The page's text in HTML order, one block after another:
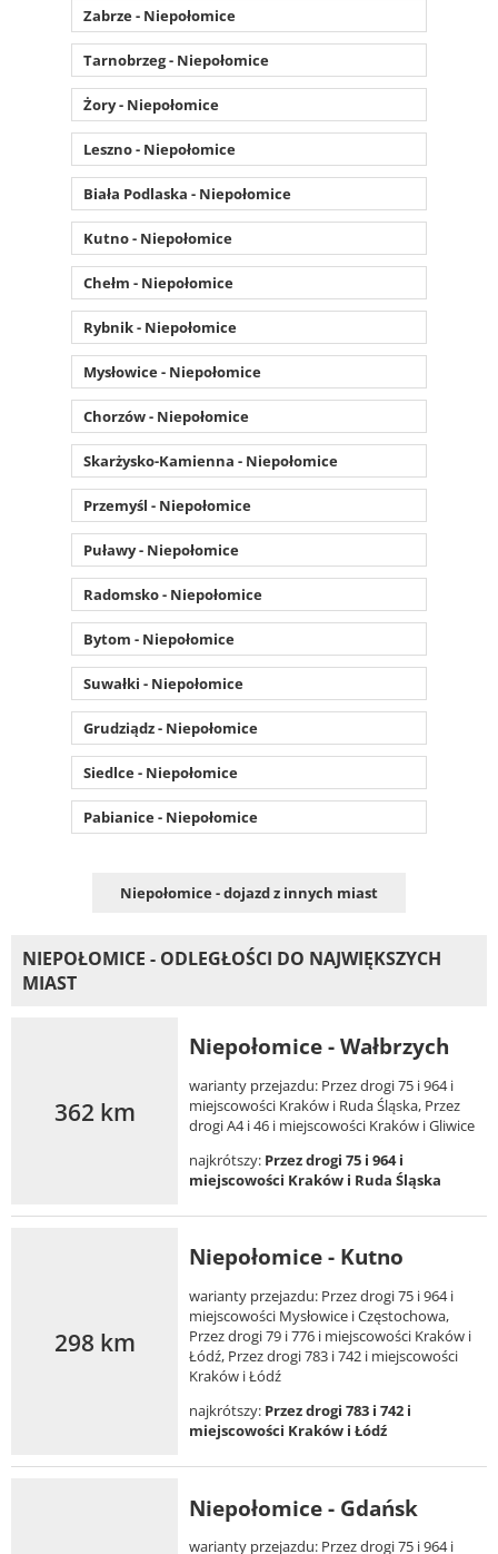
Zabrze - Niepołomice
Tarnobrzeg - Niepołomice
Żory - Niepołomice
Leszno - Niepołomice
Biała Podlaska - Niepołomice
Kutno - Niepołomice
Chełm - Niepołomice
Rybnik - Niepołomice
Mysłowice - Niepołomice
Chorzów - Niepołomice
Skarżysko-Kamienna - Niepołomice
Przemyśl - Niepołomice
Puławy - Niepołomice
Radomsko - Niepołomice
Bytom - Niepołomice
Suwałki - Niepołomice
Grudziądz - Niepołomice
Siedlce - Niepołomice
Pabianice - Niepołomice
Niepołomice - dojazd z innych miast
NIEPOŁOMICE - ODLEGŁOŚCI DO NAJWIĘKSZYCH
MIAST
362 km
Niepołomice - Wałbrzych
warianty przejazdu: Przez drogi 75 i 964 i
miejscowości Kraków i Ruda Śląska, Przez
drogi A4 i 46 i miejscowości Kraków i Gliwice
najkrótszy: Przez drogi 75 i 964 i
miejscowości Kraków i Ruda Śląska
298 km
Niepołomice - Kutno
warianty przejazdu: Przez drogi 75 i 964 i
miejscowości Mysłowice i Częstochowa,
Przez drogi 79 i 776 i miejscowości Kraków i
Łódź, Przez drogi 783 i 742 i miejscowości
Kraków i Łódź
najkrótszy: Przez drogi 783 i 742 i
miejscowości Kraków i Łódź
Niepołomice - Gdańsk
warianty przejazdu: Przez drogi 75 i 964 i